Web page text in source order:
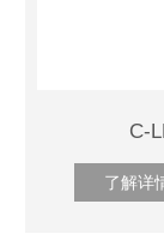
C-
了解详